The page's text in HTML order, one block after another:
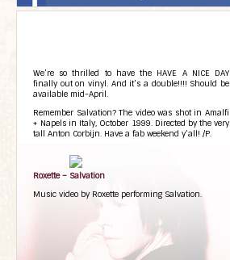
We’re so thrilled to have the HAVE A NICE DAY
finally out on vinyl. And it’s a double!!!! Should be
available mid-April.
Remember Salvation? The video was shot in Amalfi
+ Napels in Italy, October 1999. Directed by the very
tall Anton Corbijn. Have a fab weekend y’all! /P.
Roxette – Salvation
Music video by Roxette performing Salvation.